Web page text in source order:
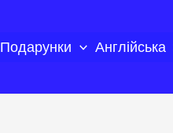
Подарунки Англійська